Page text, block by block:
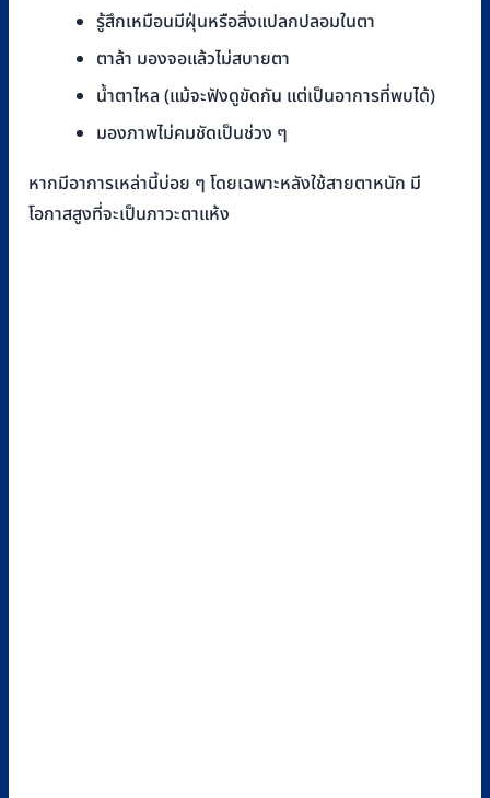
รู้สึกเหมือนมีฝุ่นหรือสิ่งแปลกปลอมในตา
ตาล้า มองจอแล้วไม่สบายตา
น้ำตาไหล (แม้จะฟังดูขัดกัน แต่เป็นอาการที่พบได้)
มองภาพไม่คมชัดเป็นช่วง ๆ
หากมีอาการเหล่านี้บ่อย ๆ โดยเฉพาะหลังใช้สายตาหนัก มี
โอกาสสูงที่จะเป็นภาวะตาแห้ง